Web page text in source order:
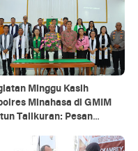
Minggu Kasih
Minahasa di GMIM
Talikuran: Pesan
Sama